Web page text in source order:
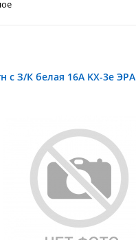
с З/К белая 16А KX-3e ЭРА